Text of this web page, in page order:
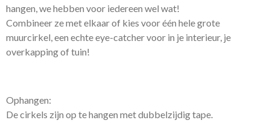
hangen, we hebben voor iedereen wel wat!
Combineer ze met elkaar of kies voor één hele grote
muurcirkel, een echte eye-catcher voor in je interieur, je
overkapping of tuin!
Ophangen:
De cirkels zijn op te hangen met dubbelzijdig tape.